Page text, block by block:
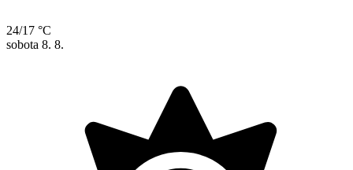
24/17 °C
sobota 8. 8.